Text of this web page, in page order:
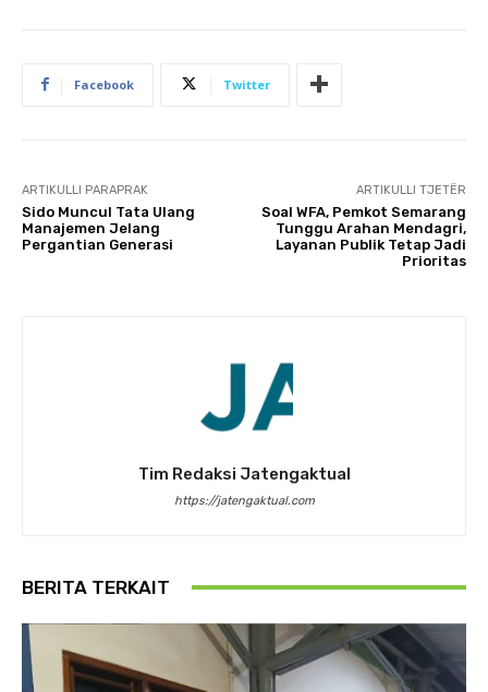
Facebook Twitter
ARTIKULLI PARAPRAK
Sido Muncul Tata Ulang
Manajemen Jelang
Pergantian Generasi
ARTIKULLI TJETËR
Soal WFA, Pemkot Semarang
Tunggu Arahan Mendagri,
Layanan Publik Tetap Jadi
Prioritas
Tim Redaksi Jatengaktual
https://jatengaktual.com
BERITA TERKAIT